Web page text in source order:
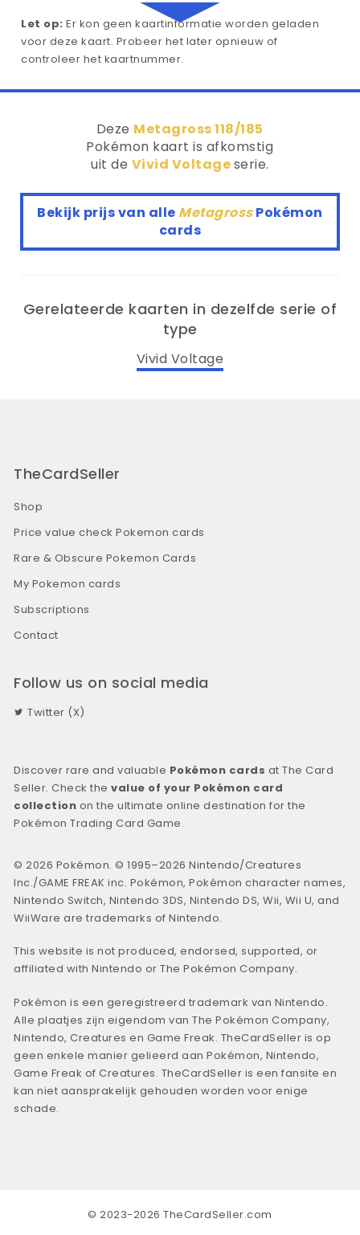
Let op: Er kon geen kaartinformatie worden geladen
voor deze kaart. Probeer het later opnieuw of
controleer het kaartnummer.
Deze Metagross 118/185
Pokémon kaart is afkomstig
uit de Vivid Voltageserie.
Bekijk prijs van alle MetagrossPokémon
cards
Gerelateerde kaarten in dezelfde serie of
type
Vivid Voltage
TheCardSeller
Shop
Price value check Pokemon cards
Rare & Obscure Pokemon Cards
My Pokemon cards
Subscriptions
Contact
Follow us on social media
Twitter (X)
Discover rare and valuable Pokémon cards at The Card
Seller. Check thevalue of your Pokémon card
collection on the ultimate online destination for the
Pokémon Trading Card Game.
© 2026 Pokémon. © 1995–2026 Nintendo/Creatures
Inc./GAME FREAK inc. Pokémon, Pokémon character names,
Nintendo Switch, Nintendo 3DS, Nintendo DS, Wii, Wii U, and
WiiWare are trademarks of Nintendo.
This website is not produced, endorsed, supported, or
affiliated with Nintendo or The Pokémon Company.
Pokémon is een geregistreerd trademark van Nintendo.
Alle plaatjes zijn eigendom van The Pokémon Company,
Nintendo, Creatures en Game Freak. TheCardSeller is op
geen enkele manier gelieerd aan Pokémon, Nintendo,
Game Freak of Creatures. TheCardSeller is een fansite en
kan niet aansprakelijk gehouden worden voor enige
schade.
© 2023-2026 TheCardSeller.com